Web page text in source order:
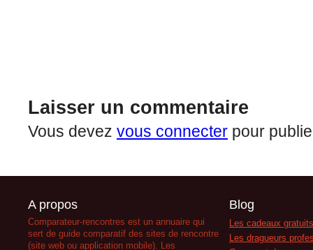
Laisser un commentaire
Vous devez vous connecter pour
A propos
Comparateur-rencontres est un annuaire qui
sert de guide comparatif des sites de rencontre
(site web ou application mobile). Les
Blog
Les cadeaux
Les dragueurs